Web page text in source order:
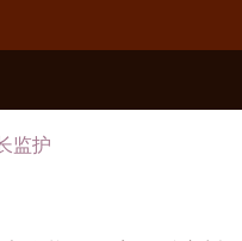
监护